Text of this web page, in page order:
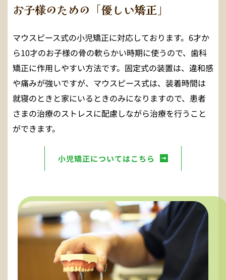
お子様のための「優しい矯正」
マウスピース式の小児矯正に対応しております。6才か
ら10才のお子様の骨の軟らかい時期に使うので、歯科
矯正に作用しやすい方法です。固定式の装置は、違和感
や痛みが強いですが、マウスピース式は、装着時間は
就寝のときと家にいるときのみになりますので、患者
さまの治療のストレスに配慮しながら治療を行うこと
ができます。
小児矯正についてはこちら